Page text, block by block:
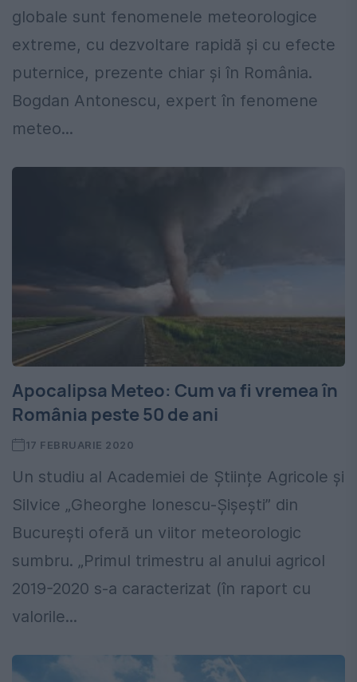
globale sunt fenomenele meteorologice
extreme, cu dezvoltare rapidă și cu efecte
puternice, prezente chiar şi în România.
Bogdan Antonescu, expert în fenomene
meteo...
Apocalipsa Meteo: Cum va fi vremea în
România peste 50 de ani
17 FEBRUARIE 2020
Un studiu al Academiei de Științe Agricole și
Silvice „Gheorghe Ionescu-Șișești” din
București oferă un viitor meteorologic
sumbru. „Primul trimestru al anului agricol
2019-2020 s-a caracterizat (în raport cu
valorile...